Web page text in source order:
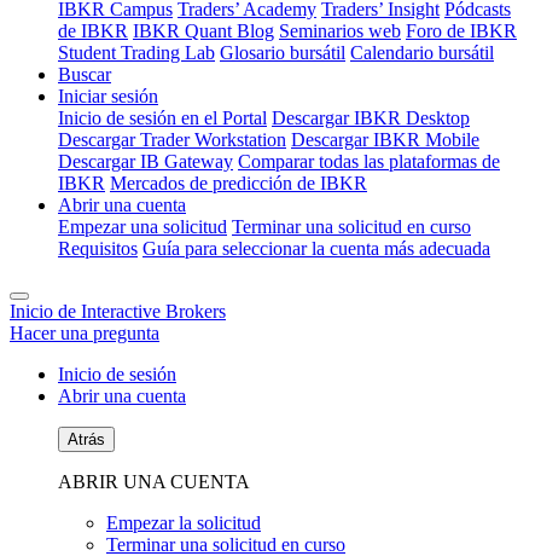
IBKR Campus Traders’ Academy Traders’ Insight Pódcasts
de IBKR IBKR Quant Blog Seminarios web Foro de IBKR
Student Trading Lab Glosario bursátil Calendario bursátil
Buscar
Iniciar sesión
Inicio de sesión en el Portal Descargar IBKR Desktop
Descargar Trader Workstation Descargar IBKR Mobile
Descargar IB Gateway Comparar todas las plataformas de
IBKR Mercados de predicción de IBKR
Abrir una cuenta
Empezar una solicitud Terminar una solicitud en curso
Requisitos Guía para seleccionar la cuenta más adecuada
Inicio de Interactive Brokers
Hacer una pregunta
Inicio de sesión
Abrir una cuenta
Atrás
ABRIR UNA CUENTA
Empezar la solicitud
Terminar una solicitud en curso